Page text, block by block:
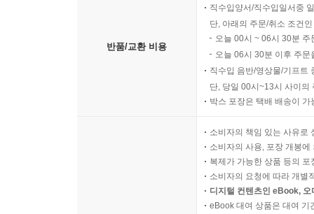
반품/교환 비용
직수입양서/직수입일서중
단, 아래의 주문/취소 조건
오늘 00시 ~ 06시 30분
오늘 06시 30분 이후 주
직수입 음반/영상물/기프트
단, 당일 00시~13시 사이의
박스 포장은 택배 배송이
소비자의 책임 있는 사유로
소비자의 사용, 포장 개봉
복제가 가능한 상품 등의
소비자의 요청에 따라 개별
디지털 컨텐츠인 eBook,
eBook 대여 상품은 대여 기